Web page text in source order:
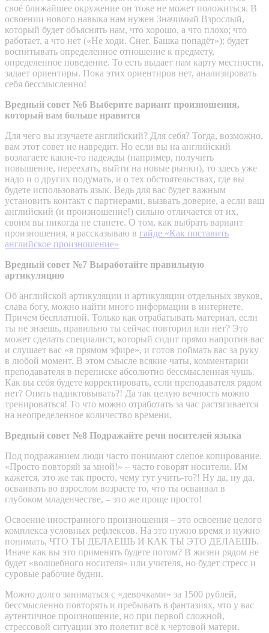
своё ближайшее окружение он тоже не может положиться. В
освоении нового навыка нам нужен Значимый Взрослый,
который будет объяснять нам, что хорошо, а что плохо; что
работает, а что нет («Не ходи. Снег. Башка попадёт»); будет
воспитывать определенное отношение к предмету,
определенное поведение. То есть выдает нам карту местности,
задает ориентиры. Пока этих ориентиров нет, анализировать
себя бессмысленно!
Вредный совет №6 Выберите вариант произношения,
который вам больше нравится
Для чего вы изучаете английский? Для себя? Тогда, возможно,
вам этот совет не навредит. Но если вы на английский
возлагаете какие-то надежды (например, получить
повышение, переехать, выйти на новые рынки), то здесь уже
надо и о других подумать, и о тех обстоятельствах, где вы
будете использовать язык. Ведь для вас будет важным
установить контакт с партнерами, вызвать доверие, а если ваш
английский (и произношение!) сильно отличается от их,
своим вы никогда не станете. О том, как выбрать вариант
произношения, я рассказываю в гайде «Как поставить
английское произношение»
Вредный совет №7 Выработайте правильную
артикуляцию
Об английской артикуляции и артикуляции отдельных звуков,
слава богу, можно найти много информации в интернете.
Причем бесплатной. Только как отрабатывать материал, если
ты не знаешь, правильно ты сейчас повторил или нет? Это
может сделать специалист, который сидит прямо напротив вас
и слушает вас «в прямом эфире», и готов поймать вас за руку
в любой момент. В этом смысле всякие чаты, комментарии
преподавателя в переписке абсолютно бессмысленная чушь.
Как вы себя будете корректировать, если преподавателя рядом
нет? Опять надиктовывать?! Да так целую вечность можно
тренироваться! То что можно отработать за час растягивается
на неопределенное количество времени.
Вредный совет №8 Подражайте речи носителей языка
Под подражанием люди часто понимают слепое копирование.
«Просто повторяй за мной!» – часто говорят носители. Им
кажется, это же так просто, чему тут учить-то?! Ну да, ну да,
осваивать во взрослом возрасте то, что ты осваивал в
глубоком младенчестве, – это же проще просто!
Освоение иностранного произношения – это освоение целого
комплекса условных рефлексов. На это нужно время и нужно
понимать, ЧТО ТЫ ДЕЛАЕШЬ И КАК ТЫ ЭТО ДЕЛАЕШЬ.
Иначе как вы это применять будете потом? В жизни рядом не
будет «волшебного носителя» или учителя, но будет стресс и
суровые рабочие будни.
Можно долго заниматься с «девочками» за 1500 рублей,
бессмысленно повторять и пребывать в фантазиях, что у вас
аутентичное произношение, но при первой сложной,
стрессовой ситуации это полетит всё к чертовой матери.